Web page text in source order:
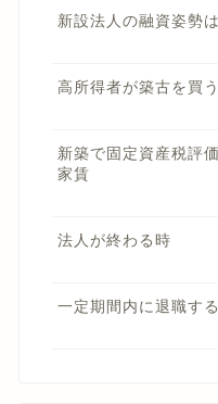
新設法人の融資姿勢
高所得者が築古を買
新築で固定資産税評
家賃
法人が終わる時
一定期間内に退職す